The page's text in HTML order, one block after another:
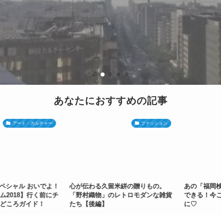
あなたにおすすめの記事
アート・カルチャー
ャル おいでよ！
】行く前にチ
ろガイド！
ファッション
心が伝わる久留米絣の贈りもの。
「野村織物」のレトロモダンな雑貨
たち【後編】
あの「福岡検
できる！今こ
に♡